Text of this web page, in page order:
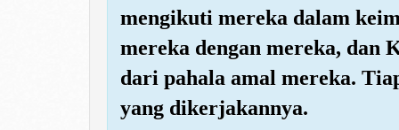
mengikuti mereka dalam
mereka dengan mereka, dan
dari pahala amal mereka.
yang dikerjakannya.